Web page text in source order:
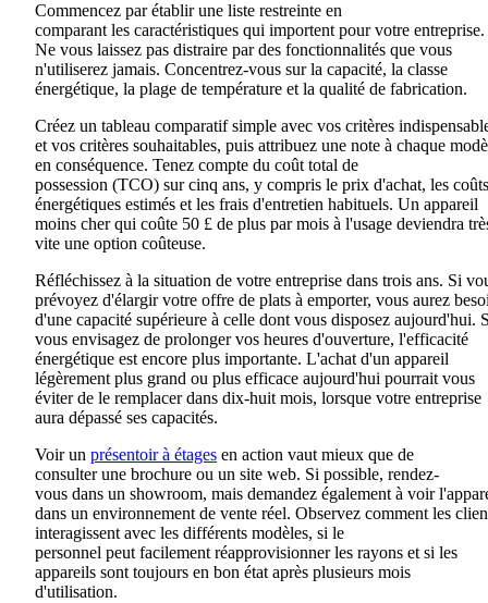
Commencez par établir une liste restreinte en
comparant les caractéristiques qui importent pour votre entreprise.
Ne vous laissez pas distraire par des fonctionnalités que vous
n'utiliserez jamais. Concentrez-vous sur la capacité, la classe
énergétique, la plage de température et la qualité de fabrication.
Créez un tableau comparatif simple avec vos critères
et vos critères souhaitables, puis attribuez une note à chaque
en conséquence. Tenez compte du coût total de
possession (TCO) sur cinq ans, y compris le prix d'achat, les coûts
énergétiques estimés et les frais d'entretien habituels. Un appareil
moins cher qui coûte 50 £ de plus par mois à l'usage deviendra
vite une option coûteuse.
Réfléchissez à la situation de votre entreprise dans trois ans. Si
prévoyez d'élargir votre offre de plats à emporter, vous aurez
d'une capacité supérieure à celle dont vous disposez aujourd'hui.
vous envisagez de prolonger vos heures d'ouverture, l'efficacité
énergétique est encore plus importante. L'achat d'un appareil
légèrement plus grand ou plus efficace aujourd'hui pourrait vous
éviterde le remplacer dans dix-huit mois, lorsque votre entreprise
aura dépassé ses capacités.
Voirun présentoir à étages en action vaut mieux que de
consulterune brochure ou un site web. Si possible, rendez-
vous dans un showroom, mais demandez également à voir
dans un environnement de vente réel. Observez comment les
interagissent avec les différents modèles, si le
personnel peut facilement réapprovisionner les rayons et si les
appareils sont toujours en bon état après plusieurs mois
d'utilisation.